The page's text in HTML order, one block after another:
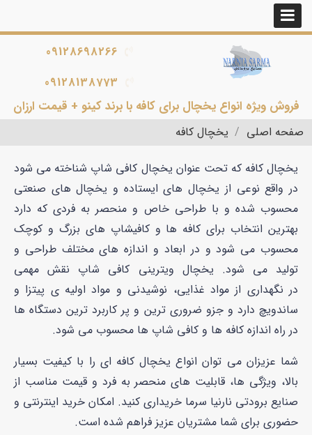
فروش ویژه انواع یخچال برای کافه با برند کینو + قیمت ارزان
09128698266
09128138773
صفحه اصلی یخچال کافه
یخچال کافه که تحت عنوان یخچال کافی شاپ شناخته می شود
در واقع نوعی از یخچال های ایستاده و یخچال های صنعتی
محسوب شده و با طراحی خاص و منحصر به فردی که دارد
بهترین انتخاب برای کافه ها و کافیشاپ های بزرگ و کوچک
محسوب می شود و در ابعاد و اندازه های مختلف طراحی و
تولید می شود. یخچال ویترینی کافی شاپ نقش مهمی
در نگهداری از مواد غذایی، نوشیدنی و مواد اولیه ی پیتزا و
ساندویچ دارد و جزو ضروری ترین و پر کاربرد ترین دستگاه ها
در راه اندازه کافه ها و کافی شاپ ها محسوب می شود.
شما عزیزان می توان انواع یخچال کافه ای را با کیفیت بسیار
بالا، ویژگی ها، قابلیت های منحصر به فرد و قیمت مناسب از
صنایع برودتی نارنیا سرما خریداری کنید. امکان خرید اینترنتی و
حضوری برای شما مشتریان عزیز فراهم شده است.